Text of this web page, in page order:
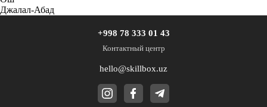
Джалал-Абад
+998 78 333 01 43
Контактный центр
hello@skillbox.uz